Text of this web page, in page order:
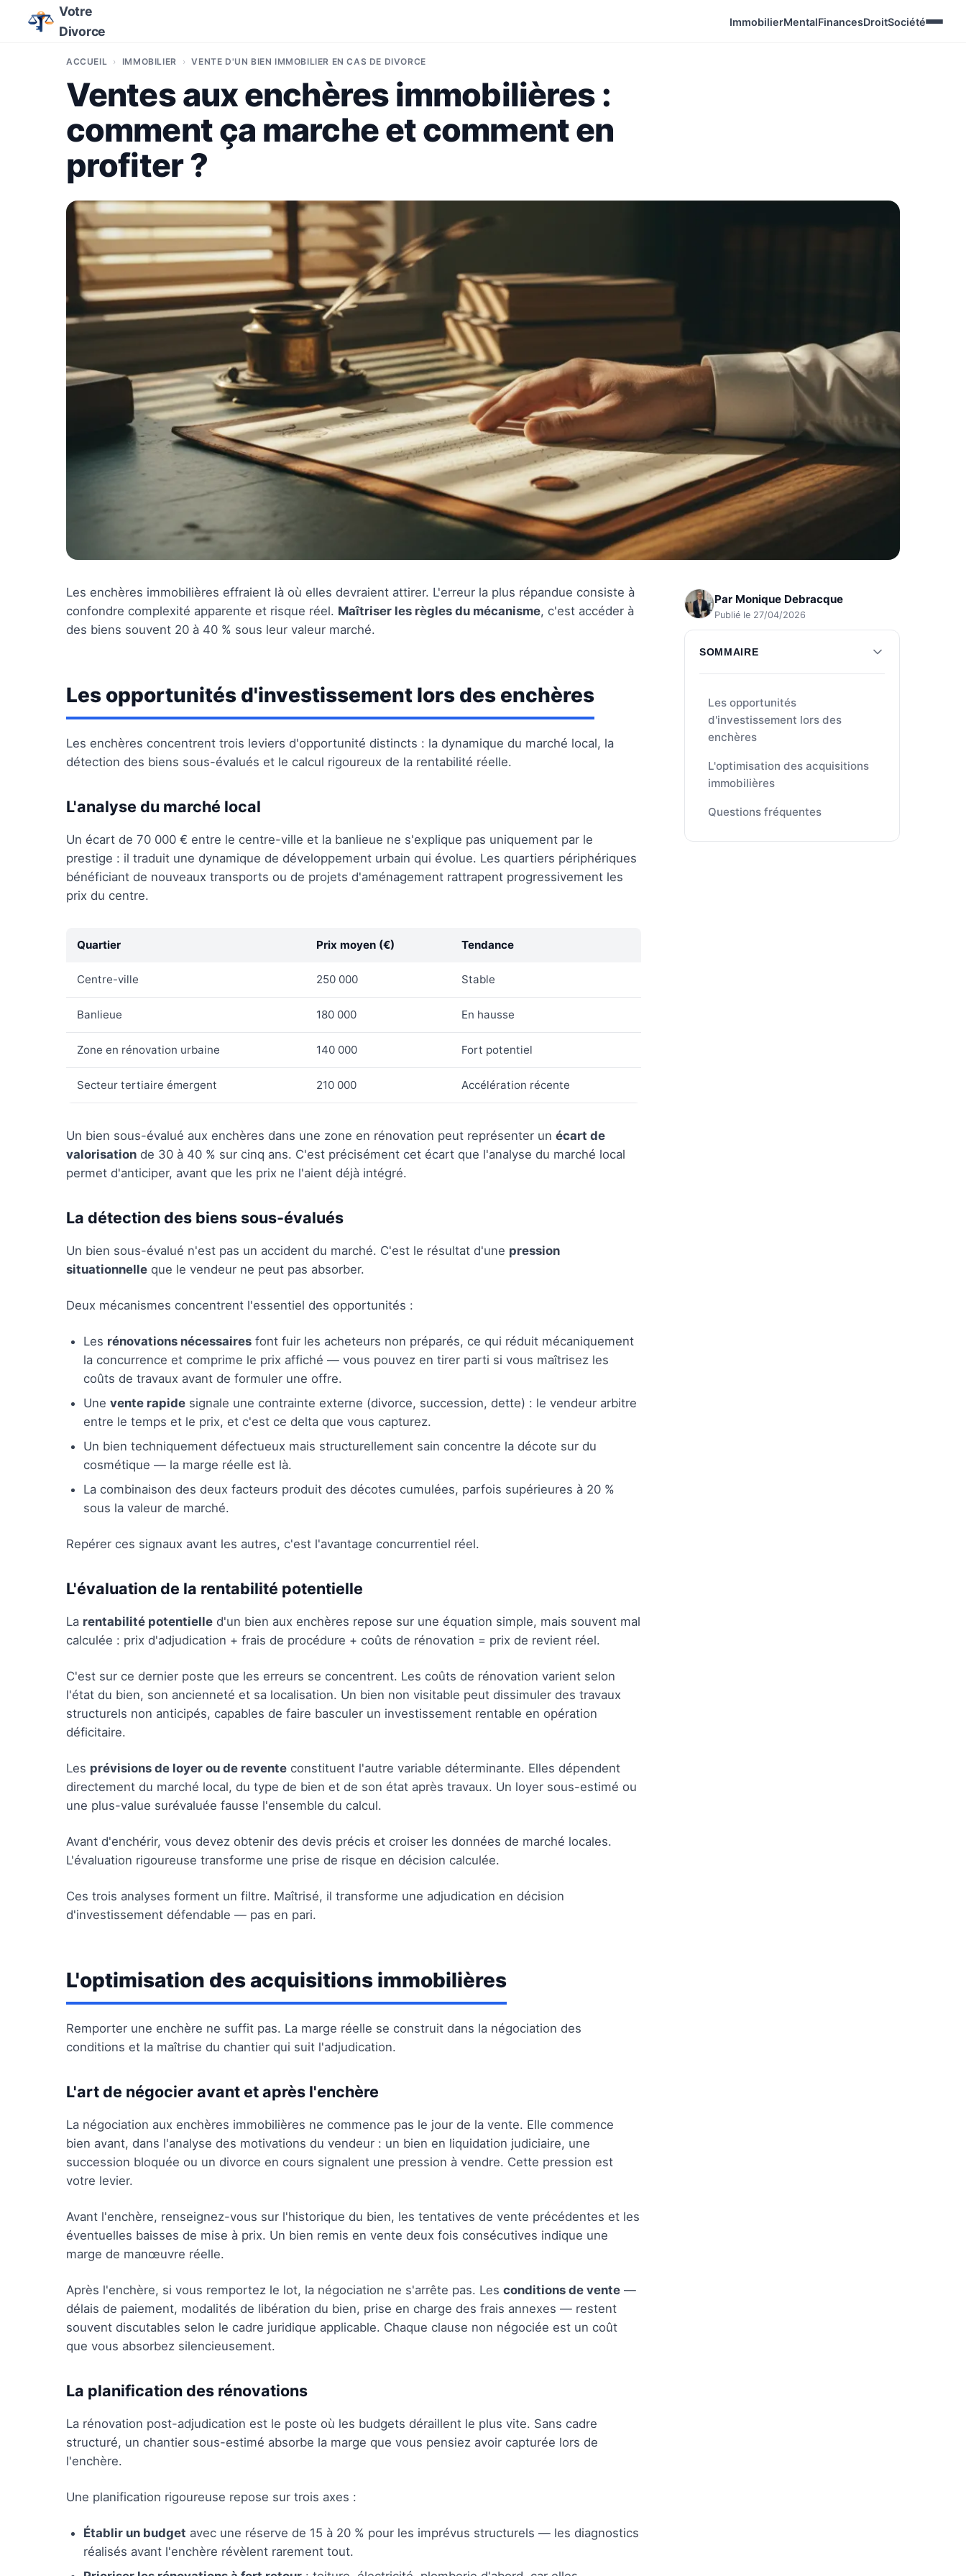
Votre
Divorce
ImmobilierMentalFinancesDroitSociété
ACCUEIL IMMOBILIER VENTE D'UN BIEN IMMOBILIER EN CAS DE DIVORCE
Ventes aux enchères immobilières :
comment ça marche et comment en
profiter ?
Par Monique Debracque
Publié le 27/04/2026
SOMMAIRE
Les opportunités
d'investissement lors des
enchères
L'optimisation des acquisitions
immobilières
Questions fréquentes
Les enchères immobilières effraient là où elles devraient attirer. L'erreur la plus répandue consiste à
confondre complexité apparente et risque réel. Maîtriser les règles du mécanisme, c'est accéder à
des biens souvent 20 à 40 % sous leur valeur marché.
Les opportunités d'investissement lors des enchères
Les enchères concentrent trois leviers d'opportunité distincts : la dynamique du marché local, la
détection des biens sous-évalués et le calcul rigoureux de la rentabilité réelle.
L'analyse du marché local
Un écart de 70 000 € entre le centre-ville et la banlieue ne s'explique pas uniquement par le
prestige : il traduit une dynamique de développement urbain qui évolue. Les quartiers périphériques
bénéficiant de nouveaux transports ou de projets d'aménagement rattrapent progressivement les
prix du centre.
Quartier Prix moyen (€) Tendance
Centre-ville 250 000 Stable
Banlieue 180 000 En hausse
Zone en rénovation urbaine 140 000 Fort potentiel
Secteur tertiaire émergent 210 000 Accélération récente
Un bien sous-évalué aux enchères dans une zone en rénovation peut représenter un écart de
valorisation de 30 à 40 % sur cinq ans. C'est précisément cet écart que l'analyse du marché local
permet d'anticiper, avant que les prix ne l'aient déjà intégré.
La détection des biens sous-évalués
Un bien sous-évalué n'est pas un accident du marché. C'est le résultat d'une pression
situationnelle que le vendeur ne peut pas absorber.
Deux mécanismes concentrent l'essentiel des opportunités :
Les rénovations nécessaires font fuir les acheteurs non préparés, ce qui réduit mécaniquement
la concurrence et comprime le prix affiché — vous pouvez en tirer parti si vous maîtrisez les
coûts de travaux avant de formuler une offre.
Une vente rapide signale une contrainte externe (divorce, succession, dette) : le vendeur arbitre
entre le temps et le prix, et c'est ce delta que vous capturez.
Un bien techniquement défectueux mais structurellement sain concentre la décote sur du
cosmétique — la marge réelle est là.
La combinaison des deux facteurs produit des décotes cumulées, parfois supérieures à 20 %
sous la valeur de marché.
Repérer ces signaux avant les autres, c'est l'avantage concurrentiel réel.
L'évaluation de la rentabilité potentielle
La rentabilité potentielle d'un bien aux enchères repose sur une équation simple, mais souvent mal
calculée : prix d'adjudication + frais de procédure + coûts de rénovation = prix de revient réel.
C'est sur ce dernier poste que les erreurs se concentrent. Les coûts de rénovation varient selon
l'état du bien, son ancienneté et sa localisation. Un bien non visitable peut dissimuler des travaux
structurels non anticipés, capables de faire basculer un investissement rentable en opération
déficitaire.
Les prévisions de loyer ou de revente constituent l'autre variable déterminante. Elles dépendent
directement du marché local, du type de bien et de son état après travaux. Un loyer sous-estimé ou
une plus-value surévaluée fausse l'ensemble du calcul.
Avant d'enchérir, vous devez obtenir des devis précis et croiser les données de marché locales.
L'évaluation rigoureuse transforme une prise de risque en décision calculée.
Ces trois analyses forment un filtre. Maîtrisé, il transforme une adjudication en décision
d'investissement défendable — pas en pari.
L'optimisation des acquisitions immobilières
Remporter une enchère ne suffit pas. La marge réelle se construit dans la négociation des
conditions et la maîtrise du chantier qui suit l'adjudication.
L'art de négocier avant et après l'enchère
La négociation aux enchères immobilières ne commence pas le jour de la vente. Elle commence
bien avant, dans l'analyse des motivations du vendeur : un bien en liquidation judiciaire, une
succession bloquée ou un divorce en cours signalent une pression à vendre. Cette pression est
votre levier.
Avant l'enchère, renseignez-vous sur l'historique du bien, les tentatives de vente précédentes et les
éventuelles baisses de mise à prix. Un bien remis en vente deux fois consécutives indique une
marge de manœuvre réelle.
Après l'enchère, si vous remportez le lot, la négociation ne s'arrête pas. Les conditions de vente —
délais de paiement, modalités de libération du bien, prise en charge des frais annexes — restent
souvent discutables selon le cadre juridique applicable. Chaque clause non négociée est un coût
que vous absorbez silencieusement.
La planification des rénovations
La rénovation post-adjudication est le poste où les budgets déraillent le plus vite. Sans cadre
structuré, un chantier sous-estimé absorbe la marge que vous pensiez avoir capturée lors de
l'enchère.
Une planification rigoureuse repose sur trois axes :
Établir un budget avec une réserve de 15 à 20 % pour les imprévus structurels — les diagnostics
réalisés avant l'enchère révèlent rarement tout.